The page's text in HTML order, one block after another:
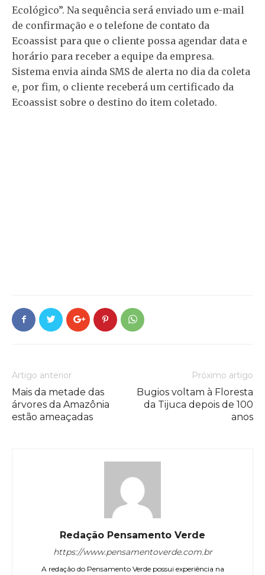
Ecológico”. Na sequência será enviado um e-mail
de confirmação e o telefone de contato da
Ecoassist para que o cliente possa agendar data e
horário para receber a equipe da empresa.
Sistema envia ainda SMS de alerta no dia da coleta
e, por fim, o cliente receberá um certificado da
Ecoassist sobre o destino do item coletado.
Artigo anterior
Mais da metade das
árvores da Amazônia
estão ameaçadas
Próximo artigo
Bugios voltam à Floresta
da Tijuca depois de 100
anos
Redação Pensamento Verde
https://www.pensamentoverde.com.br
A redação do Pensamento Verde possui experiência na